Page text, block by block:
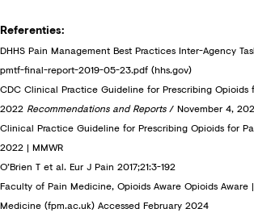
Referenties:
DHHS Pain Management Best Practices Inter-Agency
pmtf-final-report-2019-05-23.pdf (hhs.gov)
CDC Clinical Practice Guideline for Prescribing Opioids
2022 Recommendations and Reports/ November 4,
Clinical Practice Guideline for Prescribing Opioids for
2022 | MMWR
O’Brien T et al. Eur J Pain 2017;21:3-192
Faculty of Pain Medicine, Opioids Aware Opioids Aware
Medicine (fpm.ac.uk) Accessed February 2024